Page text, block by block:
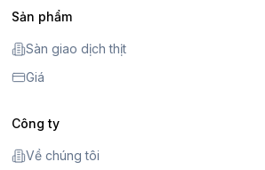
Sản phẩm
Sàn giao dịch thịt
Giá
Công ty
Về chúng tôi